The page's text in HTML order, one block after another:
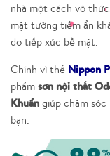
nhà một cách vô
mặt tường tiềm ẩn
do tiếp xúc bề mặt.
Chính vì thế Nippon
phẩm sơn nội thất
Khuẩn giúp chăm sóc
bạn.